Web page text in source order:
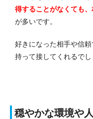
得することがなくても
が多いです。
好きになった相手や信
持って接してくれるでし
穏やかな環境や